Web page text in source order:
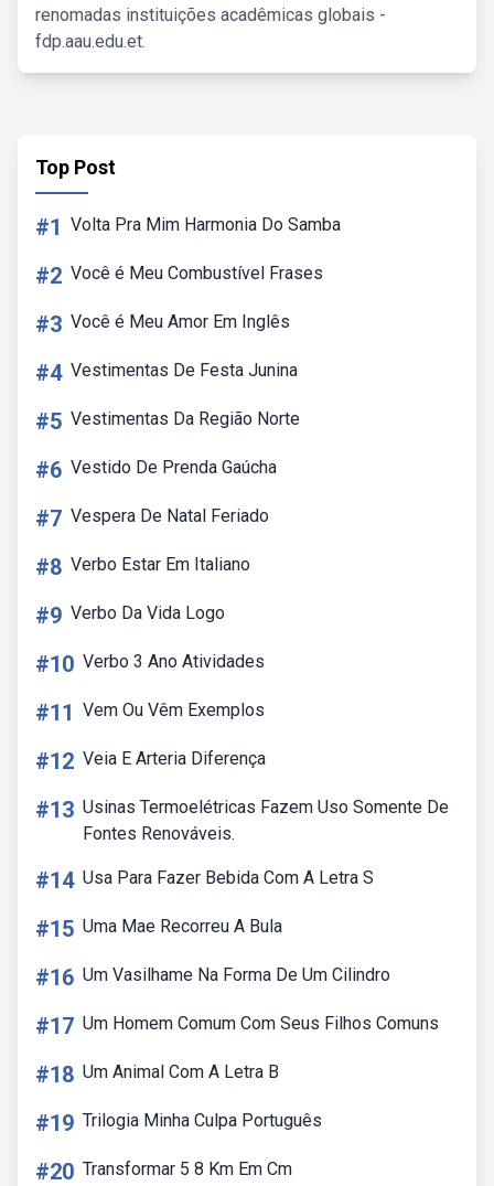
renomadas instituições acadêmicas globais -
fdp.aau.edu.et.
Top Post
#1 Volta Pra Mim Harmonia Do Samba
#2 Você é Meu Combustível Frases
#3 Você é Meu Amor Em Inglês
#4 Vestimentas De Festa Junina
#5 Vestimentas Da Região Norte
#6 Vestido De Prenda Gaúcha
#7 Vespera De Natal Feriado
#8 Verbo Estar Em Italiano
#9 Verbo Da Vida Logo
#10 Verbo 3 Ano Atividades
#11 Vem Ou Vêm Exemplos
#12 Veia E Arteria Diferença
#13 Usinas Termoelétricas Fazem Uso Somente De
Fontes Renováveis.
#14 Usa Para Fazer Bebida Com A Letra S
#15 Uma Mae Recorreu A Bula
#16 Um Vasilhame Na Forma De Um Cilindro
#17 Um Homem Comum Com Seus Filhos Comuns
#18 Um Animal Com A Letra B
#19 Trilogia Minha Culpa Português
#20 Transformar 5 8 Km Em Cm